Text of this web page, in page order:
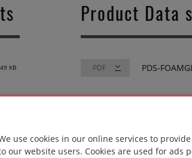
use cookies in our online services to
our website users. Cookies are used for ads
KB
Product Data
PDS-